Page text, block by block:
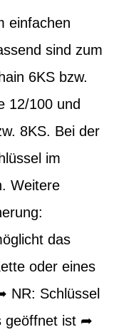
einfachen
sind zum
6KS bzw.
12/100 und
8KS. Bei der
im
Weitere
das
oder eines
NR: Schlüssel
geöffnet ist ➦